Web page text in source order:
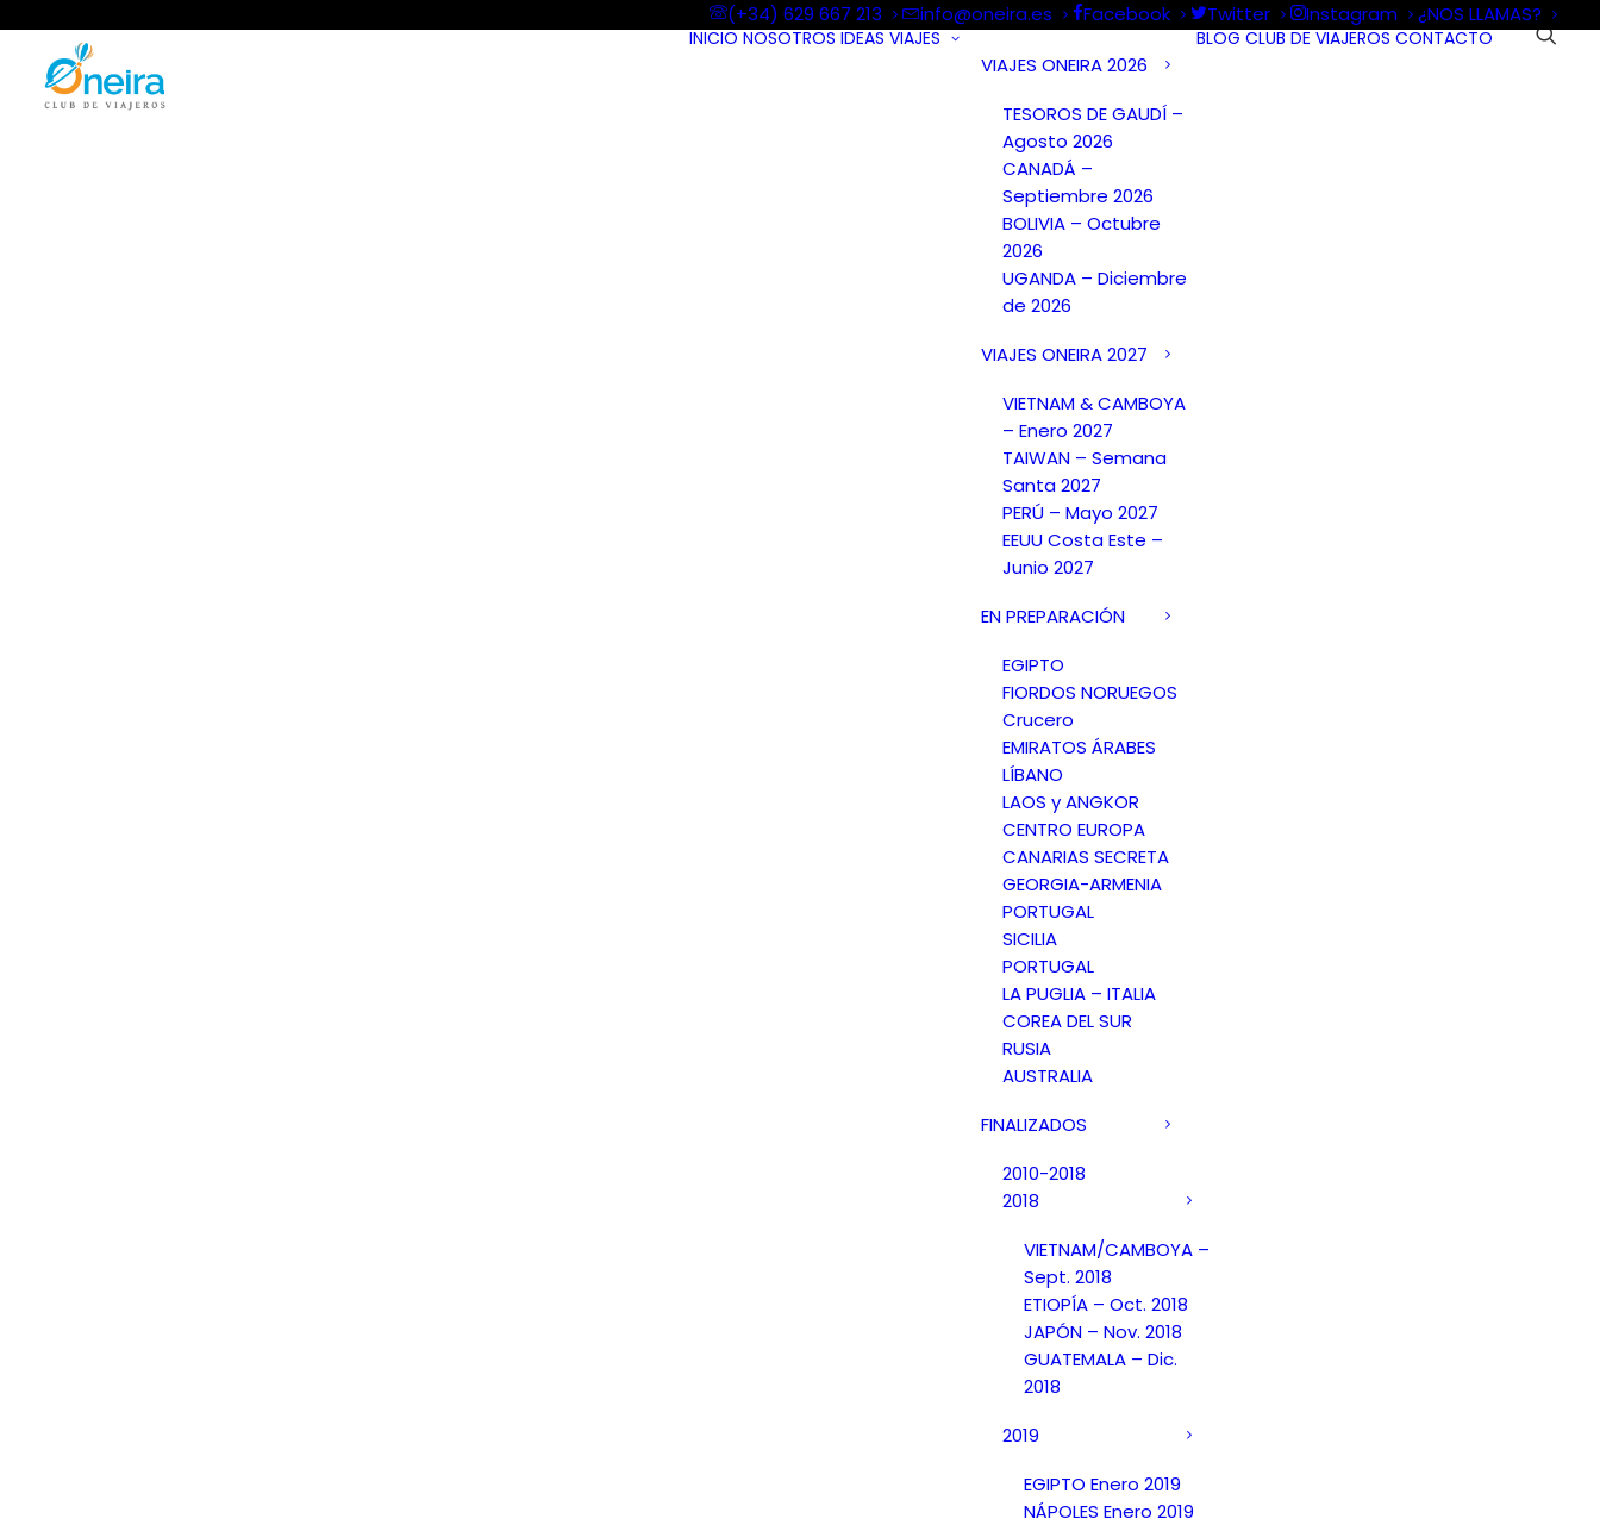
(+34) 629 667 213 info@oneira.es Facebook Twitter Instagram ¿NOS LLAMAS?
INICIO NOSOTROS IDEAS VIAJES
VIAJES ONEIRA 2026
TESOROS DE GAUDÍ –
Agosto 2026
CANADÁ –
Septiembre 2026
BOLIVIA – Octubre
2026
UGANDA – Diciembre
de 2026
VIAJES ONEIRA 2027
VIETNAM & CAMBOYA
– Enero 2027
TAIWAN – Semana
Santa 2027
PERÚ – Mayo 2027
EEUU Costa Este –
Junio 2027
EN PREPARACIÓN
EGIPTO
FIORDOS NORUEGOS
Crucero
EMIRATOS ÁRABES
LÍBANO
LAOS y ANGKOR
CENTRO EUROPA
CANARIAS SECRETA
GEORGIA-ARMENIA
PORTUGAL
SICILIA
PORTUGAL
LA PUGLIA – ITALIA
COREA DEL SUR
RUSIA
AUSTRALIA
FINALIZADOS
2010-2018
2018
VIETNAM/CAMBOYA –
Sept. 2018
ETIOPÍA – Oct. 2018
JAPÓN – Nov. 2018
GUATEMALA – Dic.
2018
2019
EGIPTO Enero 2019
NÁPOLES Enero 2019
BLOG CLUB DE VIAJEROS CONTACTO